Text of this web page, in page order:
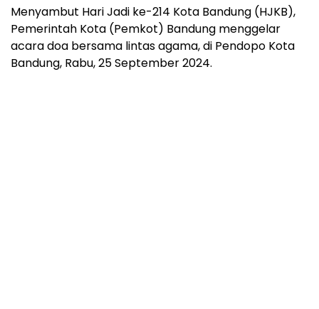
Menyambut Hari Jadi ke-214 Kota Bandung (HJKB),
Pemerintah Kota (Pemkot) Bandung menggelar
acara doa bersama lintas agama, di Pendopo Kota
Bandung, Rabu, 25 September 2024.